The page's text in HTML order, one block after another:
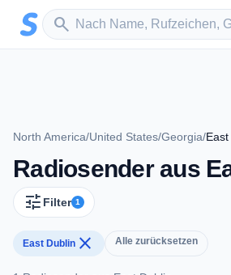
Zum Hauptinhalt springen
search
Sender suchen
North America/United States/Georgia/
Radiosender aus
tune Filter 1
East Dublin close Alle zurücksetzen